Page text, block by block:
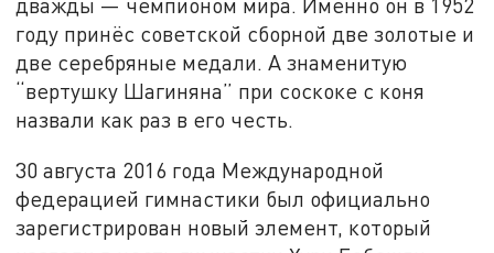
дважды — чемпионом мира. Именно он в 1952
году принёс советской сборной две золотые и
две серебряные медали. А знаменитую
“вертушку Шагиняна” при соскоке с коня
назвали как раз в его честь.
30 августа 2016 года Международной
федерацией гимнастики был официально
зарегистрирован новый элемент, который